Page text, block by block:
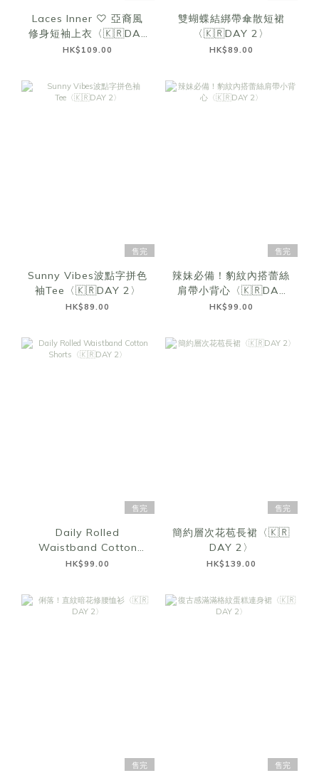
Laces Inner ♡ 亞裔風
修身短袖上衣〈🇰🇷DAY
2〉
HK$109.00
雙蝴蝶結綁帶傘散短裙
〈🇰🇷DAY 2〉
HK$89.00
售完
Sunny Vibes波點字拼色
袖Tee〈🇰🇷DAY 2〉
HK$89.00
售完
辣妹必備！豹紋內搭蕾絲
肩帶小背心〈🇰🇷DAY
2〉
HK$99.00
售完
Daily Rolled
Waistband Cotton
Shorts〈🇰🇷DAY 2〉
HK$99.00
售完
簡約層次花苞長裙〈🇰🇷
DAY 2〉
HK$139.00
售完 售完